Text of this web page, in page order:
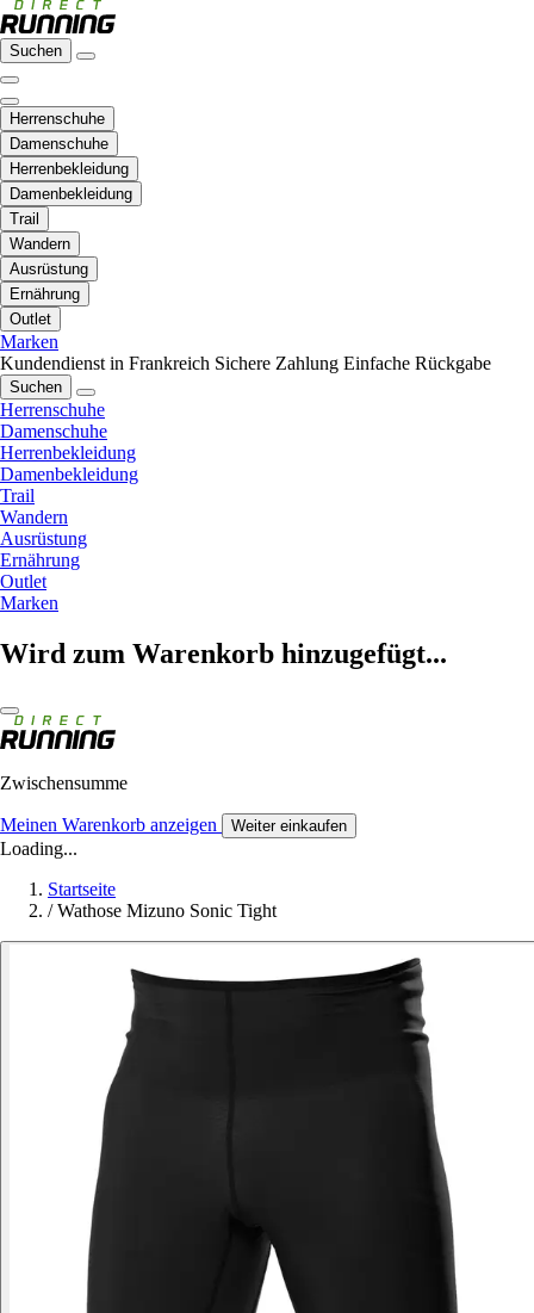
Suchen
Herrenschuhe
Damenschuhe
Herrenbekleidung
Damenbekleidung
Trail
Wandern
Ausrüstung
Ernährung
Outlet
Marken
Kundendienst in Frankreich Sichere Zahlung Einfache Rückgabe
Suchen
Herrenschuhe
Damenschuhe
Herrenbekleidung
Damenbekleidung
Trail
Wandern
Ausrüstung
Ernährung
Outlet
Marken
Wird zum Warenkorb hinzugefügt...
Zwischensumme
Meinen Warenkorb anzeigen Weiter einkaufen
Loading...
Startseite
/ Wathose Mizuno Sonic Tight